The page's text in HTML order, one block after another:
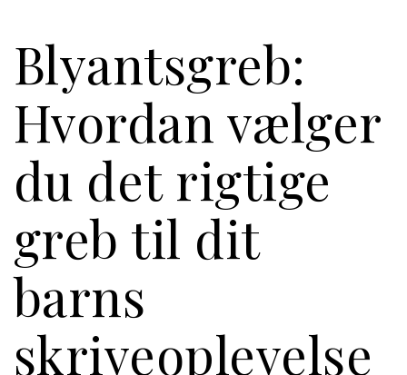
Blyantsgreb:
Hvordan vælger
du det rigtige
greb til dit
barns
skriveoplevelse